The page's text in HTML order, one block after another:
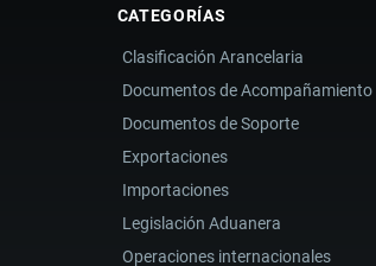
para
CATEGORÍAS
Clasificación Arancelaria
Documentos de Acompañamiento
Documentos de Soporte
Exportaciones
Importaciones
Legislación Aduanera
Operaciones internacionales